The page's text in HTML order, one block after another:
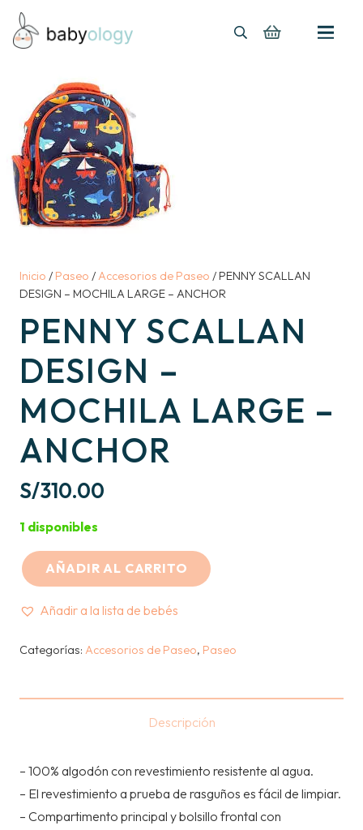
Inicio / Paseo /Accesorios de Paseo / PENNY SCALLAN
DESIGN – MOCHILA LARGE – ANCHOR
PENNY SCALLAN
DESIGN –
MOCHILA LARGE –
ANCHOR
S/310.00
1 disponibles
PENNY
-
AÑADIR AL CARRITO
Añadir a la lista de bebés
Categorías: Accesorios de Paseo, Paseo
Descripción
– 100% algodón con revestimiento resistente al agua.
– El revestimiento a prueba de rasguños es fácil de limpiar.
– Compartimento principal y bolsillo frontal con